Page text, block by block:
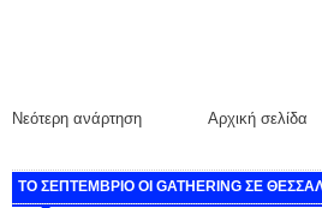
Νεότερη ανάρτηση Αρχική σελίδα
ΤΟ ΣΕΠΤΕΜΒΡΙΟ ΟΙ GATHERING ΣΕ